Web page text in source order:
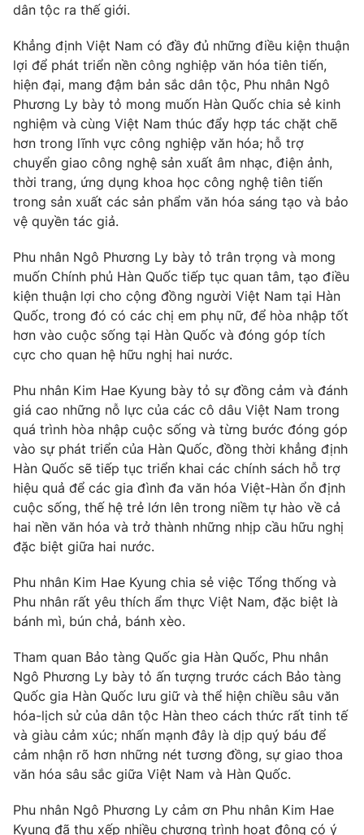
Theo dõi báo trên
Cơ quan chủ quản:Đài Truyền hình Việt Nam
Cơ quan báo chí:Thời báo VTV
Giấy phép hoạt động báo in và báo điện tử số 483/GP-BTTTT
cấp ngày 29/12/2023
Tổng Biên tập:Vũ Thanh Thủy
Phó Tổng Biên tập: Nguyễn Thị Mỹ Hạnh, Phạm Quốc Thắng,
Nguyễn Trọng Ninh
Tổng đài VTV:
024.38 355 931 - 024.38 355 932
Ðiện thoại Thời báo VTV: 024.66 897 897
Email:toasoan@vtv.vn
Liên hệ quảng cáo:024-7300.7108
® Cấm sao chép dưới mọi hình thức nếu không có sự chấp
thông tin từ website này.
dân tộc ra thế giới.
Khẳng định Việt Nam có đầy đủ những điều kiện thuận
lợi để phát triển nền công nghiệp văn hóa tiên tiến,
hiện đại, mang đậm bản sắc dân tộc, Phu nhân Ngô
Phương Ly bày tỏ mong muốn Hàn Quốc chia sẻ kinh
nghiệm và cùng Việt Nam thúc đẩy hợp tác chặt chẽ
hơn trong lĩnh vực công nghiệp văn hóa; hỗ trợ
chuyển giao công nghệ sản xuất âm nhạc, điện ảnh,
thời trang, ứng dụng khoa học công nghệ tiên tiến
trong sản xuất các sản phẩm văn hóa sáng tạo và bảo
vệ quyền tác giả.
Phu nhân Ngô Phương Ly bày tỏ trân trọng và mong
muốn Chính phủ Hàn Quốc tiếp tục quan tâm, tạo điều
kiện thuận lợi cho cộng đồng người Việt Nam tại Hàn
Quốc, trong đó có các chị em phụ nữ, để hòa nhập tốt
hơn vào cuộc sống tại Hàn Quốc và đóng góp tích
cực cho quan hệ hữu nghị hai nước.
Phu nhân Kim Hae Kyung bày tỏ sự đồng cảm và đánh
giá cao những nỗ lực của các cô dâu Việt Nam trong
quá trình hòa nhập cuộc sống và từng bước đóng góp
vào sự phát triển của Hàn Quốc, đồng thời khẳng định
Hàn Quốc sẽ tiếp tục triển khai các chính sách hỗ trợ
hiệu quả để các gia đình đa văn hóa Việt-Hàn ổn định
cuộc sống, thế hệ trẻ lớn lên trong niềm tự hào về cả
hai nền văn hóa và trở thành những nhịp cầu hữu nghị
đặc biệt giữa hai nước.
Phu nhân Kim Hae Kyung chia sẻ việc Tổng thống và
Phu nhân rất yêu thích ẩm thực Việt Nam, đặc biệt là
bánh mì, bún chả, bánh xèo.
Tham quan Bảo tàng Quốc gia Hàn Quốc, Phu nhân
Ngô Phương Ly bày tỏ ấn tượng trước cách Bảo tàng
Quốc gia Hàn Quốc lưu giữ và thể hiện chiều sâu văn
hóa-lịch sử của dân tộc Hàn theo cách thức rất tinh tế
và giàu cảm xúc; nhấn mạnh đây là dịp quý báu để
cảm nhận rõ hơn những nét tương đồng, sự giao thoa
văn hóa sâu sắc giữa Việt Nam và Hàn Quốc.
Phu nhân Ngô Phương Ly cảm ơn Phu nhân Kim Hae
Kyung đã thu xếp nhiều chương trình hoạt động có ý